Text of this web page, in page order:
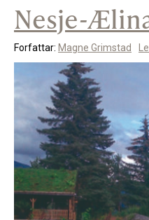
Nesje-
Forfattar: Magne Grimstad